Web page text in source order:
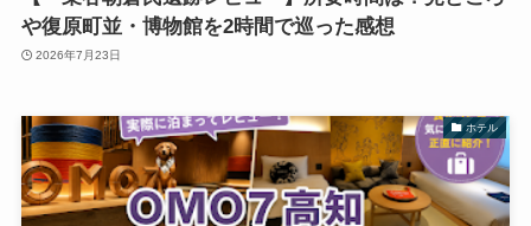
や復原町並・博物館を2時間で巡った感想
2026年7月23日
ホテル